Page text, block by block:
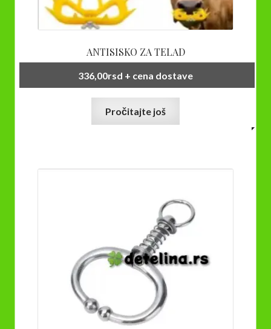
ANTISISKO ZA TELAD
336,00rsd + cena dostave
Pročitajte još